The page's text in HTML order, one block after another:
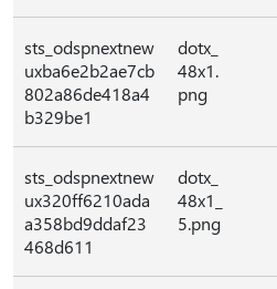
sts_odspnextnew
uxba6e2b2ae7cb
802a86de418a4
b329be1
dotx_
48x1.
png
sts_odspnextnew
ux320ff6210ada
a358bd9ddaf23
468d611
dotx_
48x1_
5.png